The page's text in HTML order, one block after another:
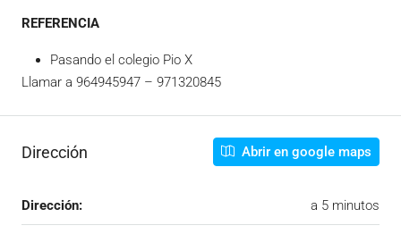
REFERENCIA
Pasando el colegio Pio X
Llamar a 964945947 – 971320845
Dirección Abrir en google maps
Dirección: a 5 minutos